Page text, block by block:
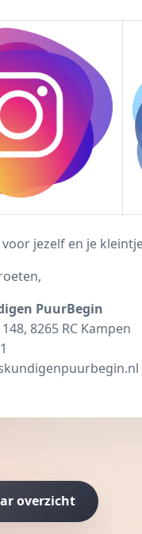
jezelf en je
PuurBegin
8265 RC Kampen
overzicht